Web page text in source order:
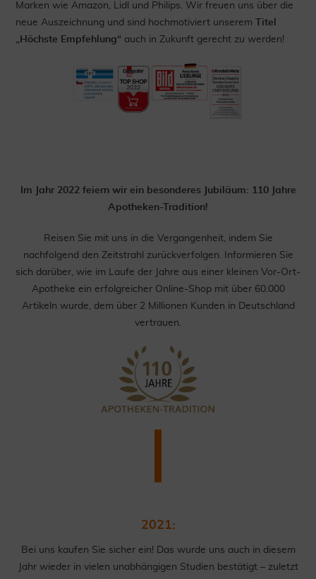
Marken wie Amazon, Lidl und Philips. Wir freuen uns über die
neue Auszeichnung und sind hochmotiviert unserem
Titel
„Höchste Empfehlung“ auch in Zukunft gerecht zu werden!
Im Jahr 2022 feiern wir ein besonderes Jubiläum: 110 Jahre
Apotheken-Tradition!
Reisen Sie mit uns in die Vergangenheit, indem Sie
nachfolgend den Zeitstrahl zurückverfolgen. Informieren Sie
sich darüber, wie im Laufe der Jahre aus einer kleinen Vor-Ort-
Apotheke ein erfolgreicher Online-Shop mit über 60.000
Artikeln wurde, dem über 2 Millionen Kunden in Deutschland
vertrauen.
2021:
Bei uns kaufen Sie sicher ein! Das wurde uns auch in diesem
Jahr wieder in vielen unabhängigen Studien bestätigt – zuletzt